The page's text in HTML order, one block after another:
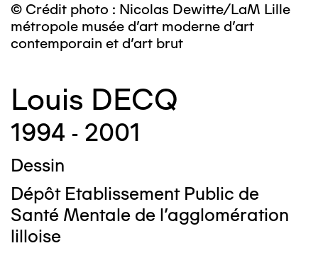
© Crédit photo : Nicolas Dewitte/LaM Lille
métropole musée d’art moderne d’art
contemporain et d’art brut
Louis DECQ
1994 - 2001
Dessin
Dépôt Etablissement Public de
Santé Mentale de l'agglomération
lilloise